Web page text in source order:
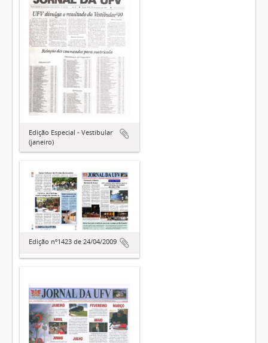
Edição Especial - Vestibular
(janeiro)
Edição nº1423 de 24/04/2009